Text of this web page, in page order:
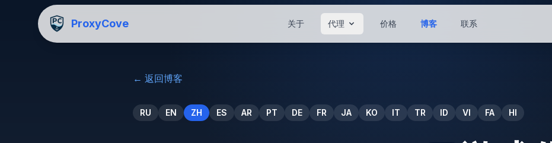
ProxyCove 关于 代理 价格 博客 联系
← 返回博客
RU EN ZH ES AR PT DE FR JA KO IT TR ID VI FA HI